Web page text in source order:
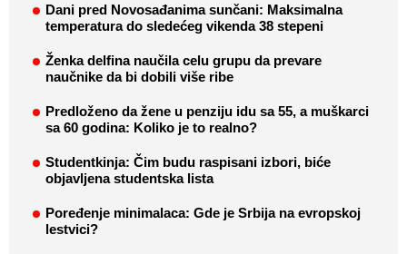
Dani pred Novosađanima sunčani: Maksimalna
temperatura do sledećeg vikenda 38 stepeni
Ženka delfina naučila celu grupu da prevare
naučnike da bi dobili više ribe
Predloženo da žene u penziju idu sa 55, a muškarci
sa 60 godina: Koliko je to realno?
Studentkinja: Čim budu raspisani izbori, biće
objavljena studentska lista
Poređenje minimalaca: Gde je Srbija na evropskoj
lestvici?